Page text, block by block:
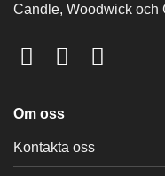
Candle, Woodwick och
Om oss
Kontakta oss